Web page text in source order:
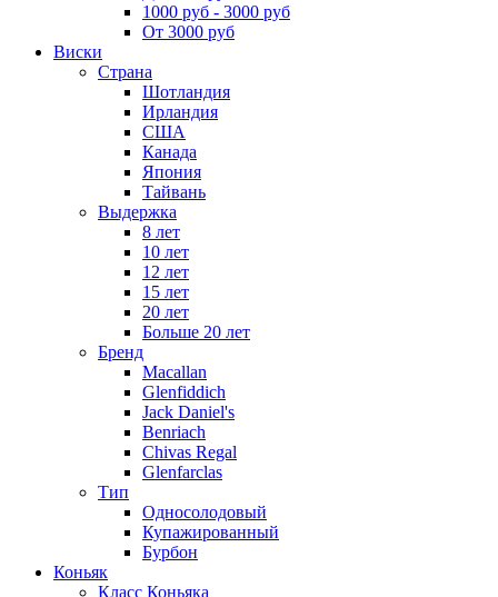
1000 руб - 3000 руб
От 3000 руб
Виски
Страна
Шотландия
Ирландия
США
Канада
Япония
Тайвань
Выдержка
8 лет
10 лет
12 лет
15 лет
20 лет
Больше 20 лет
Бренд
Macallan
Glenfiddich
Jack Daniel's
Benriach
Chivas Regal
Glenfarclas
Тип
Односолодовый
Купажированный
Бурбон
Коньяк
Класс Коньяка